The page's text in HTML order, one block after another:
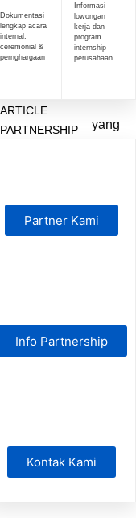
Dokumentasi
lengkap acara
internal,
ceremonial &
pernghargaan
Informasi
lowongan
kerja dan
program
internship
perusahaan
ARTICLE
PARTNERSHIP
Partner Kami
Info Partnership
Kontak Kami
perusahaan yang
baby meal dan
diolah dalam
alat pengolahan
terlindungi dengan
Baby meal MPASI
dengan sistem
menjadi salah
memenuhi
dikala para ayah
masakan ayah
baby dan sangat
menunya.